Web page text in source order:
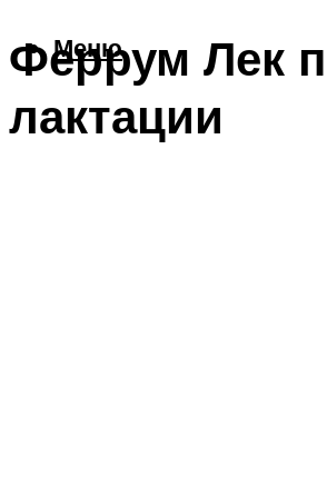
Меню
Феррум Лек
лактации